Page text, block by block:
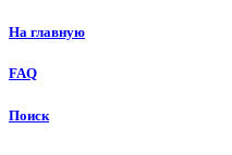
На главную
FAQ
Поиск